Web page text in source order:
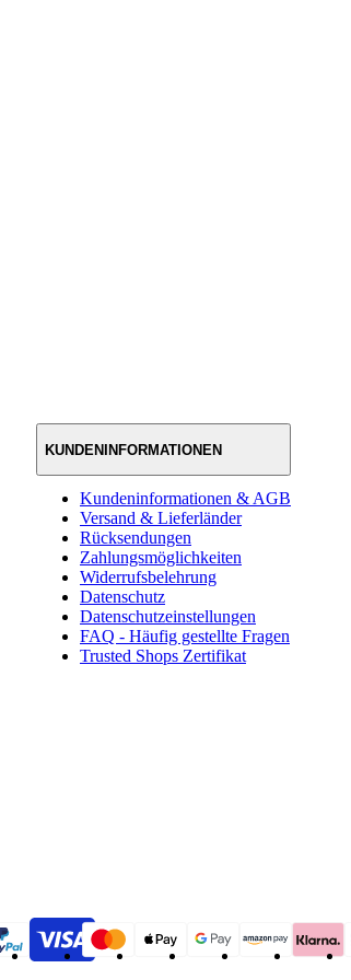
KUNDENINFORMATIONEN
Kundeninformationen & AGB
Versand & Lieferländer
Rücksendungen
Zahlungsmöglichkeiten
Widerrufsbelehrung
Datenschutz
Datenschutzeinstellungen
FAQ - Häufig gestellte Fragen
Trusted Shops Zertifikat